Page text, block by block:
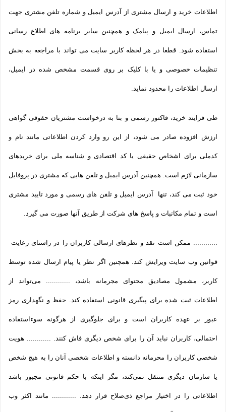
اطلاعات خرید و ارسال مشتری از آدرس ایمیل و شماره تلفن مشتری جهت
تماس، ارسال ایمیل و پیامک و همچنین سایر برنامه های اطلاع رسانی
استفاده شود. قطعا در هر لحظه کاربر سایت می تواند با مراجعه به بخش
تنظیمات خصوصی و یا با کلیک بر روی قسمت مشخص شده در ایمیل،
ارسال اطلاعات را محدود نماید.
طی فرایند خرید، فاکتور رسمی و بنا به درخواست مشتریان حقوقی گواهی
ارزش افزوده صادر می شود، از این رو وارد کردن اطلاعاتی مانند نام و
کدملی برای اشخاص حقیقی یا کد اقتصادی و شناسه ملی برای خریدهای
سازمانی لازم است. همچنین آدرس ایمیل و تلفن هایی که مشتری در پروفایل
خود ثبت می­ کند، تنها آدرس ایمیل و تلفن­ های رسمی و مورد تایید مشتری
است و تمام مکاتبات و پاسخ های شرکت از طریق آنها صورت می گیرد.
............ ممکن است نقد و نظرهای ارسالی کاربران را در راستای رعایت
قوانین وب سایت ویرایش کند. همچنین اگر نظر یا پیام ارسال شده توسط
کاربر، مشمول مصادیق محتوای مجرمانه باشد، ............ می‌تواند از
اطلاعات ثبت شده برای پیگیری قانونی استفاده کند. حفظ و نگهداری رمز
عبور بر عهده کاربران است و برای جلوگیری از هرگونه سوءاستفاده
احتمالی، کاربران نباید آن را برای شخص دیگری فاش کنند. ............ هویت
شخصی کاربران را محرمانه دانسته و اطلاعات شخصی آنان را به هیچ شخص
یا سازمان دیگری منتقل نمی‌کند، مگر اینکه با حکم قانونی مجبور باشد
اطلاعاتی را در اختیار مراجع ذی‌صلاح قرار دهد. ............ مانند اکثر وب